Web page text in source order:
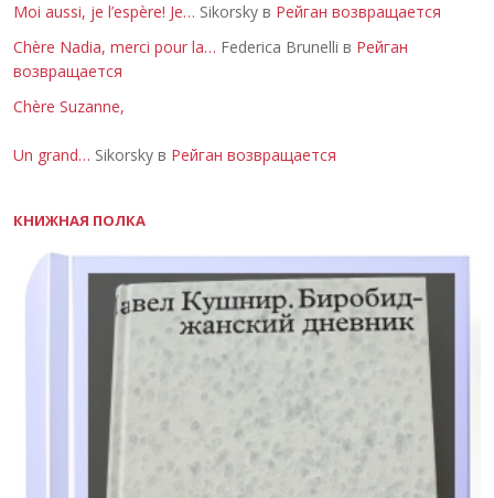
Moi aussi, je l’espère! Je… Sikorsky в Рейган возвращается
Chère Nadia, merci pour la… Federica Brunelli в Рейган
возвращается
Chère Suzanne,
Un grand… Sikorsky в Рейган возвращается
КНИЖНАЯ ПОЛКА